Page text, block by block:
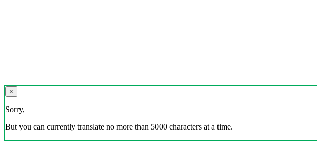
×
Sorry,
But you can currently translate no more than 5000 characters at a time.